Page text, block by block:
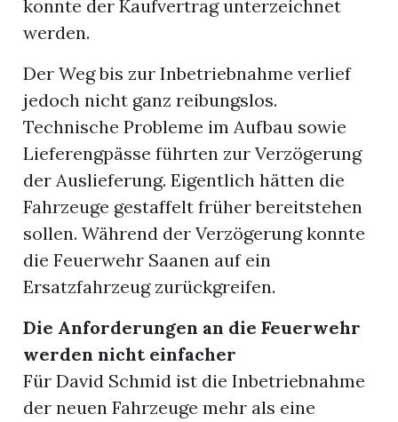
konnte der Kaufvertrag unterzeichnet
werden.
Der Weg bis zur Inbetriebnahme verlief
jedoch nicht ganz reibungslos.
Technische Probleme im Aufbau sowie
Lieferengpässe führten zur Verzögerung
der Auslieferung. Eigentlich hätten die
Fahrzeuge gestaffelt früher bereitstehen
sollen. Während der Verzögerung konnte
die Feuerwehr Saanen auf ein
Ersatzfahrzeug zurückgreifen.
Die Anforderungen an die Feuerwehr
werden nicht einfacher
Für David Schmid ist die Inbetriebnahme
der neuen Fahrzeuge mehr als eine